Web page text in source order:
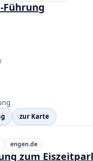
Führung
zur Karte
engen.de
zum